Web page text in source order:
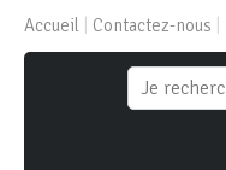
Accueil Contactez-nous